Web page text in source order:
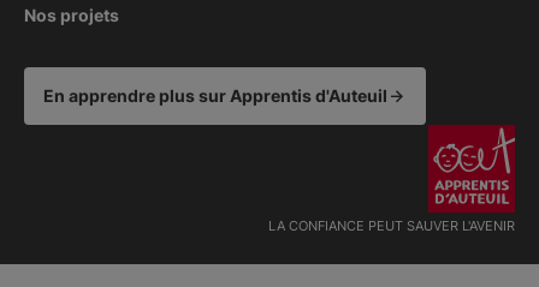
Nos projets
En apprendre plus sur Apprentis d'Auteuil
LA CONFIANCE PEUT SAUVER L'AVENIR